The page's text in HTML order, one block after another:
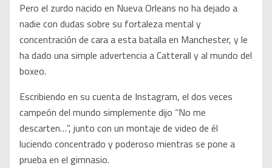
Pero el zurdo nacido en Nueva Orleans no ha dejado a
nadie con dudas sobre su fortaleza mental y
concentración de cara a esta batalla en Manchester, y le
ha dado una simple advertencia a Catterall y al mundo del
boxeo.
Escribiendo en su cuenta de Instagram, el dos veces
campeón del mundo simplemente dijo “No me
descarten…”, junto con un montaje de video de él
luciendo concentrado y poderoso mientras se pone a
prueba en el gimnasio.